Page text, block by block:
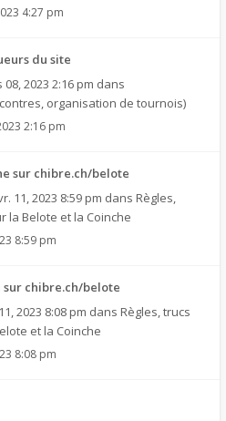
4:27 pm
du site
2023 2:16 pm dans
organisation de tournois)
2:16 pm
sur chibre.ch/belote
11, 2023 8:59 pm dans Règles,
la Belote et la Coinche
8:59 pm
sur chibre.ch/belote
2023 8:08 pm dans Règles, trucs
et la Coinche
8:08 pm